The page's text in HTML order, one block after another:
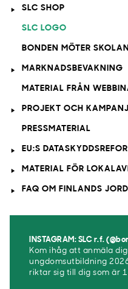
SLC SHOP
SLC LOGO
BONDEN MÖTER SKOLAN
MARKNADSBEVAKNING
MATERIAL FRÅN
PROJEKT OCH
PRESSMATERIAL
EU:S
MATERIAL FÖR
FAQ OM FINLANDS
INSTAGRAM: SLC r.f.
Kom ihåg att anmäla dig
ungdomsutbildning
riktar sig till dig som är